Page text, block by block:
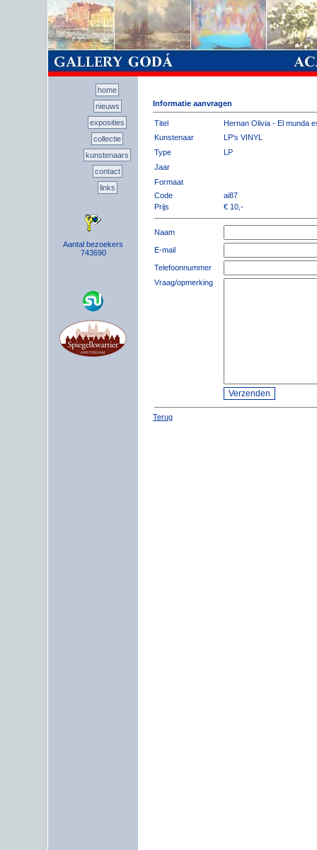
home
nieuws
exposities
collectie
kunstenaars
contact
links
Aantal bezoekers
743690
Informatie aanvragen
Titel
Hernan Olivia - El munda
Kunstenaar
LP's VINYL
Type
LP
Jaar
Formaat
Code
ai87
Prijs
€ 10,-
Naam
E-mail
Telefoonnummer
Vraag/opmerking
Terug